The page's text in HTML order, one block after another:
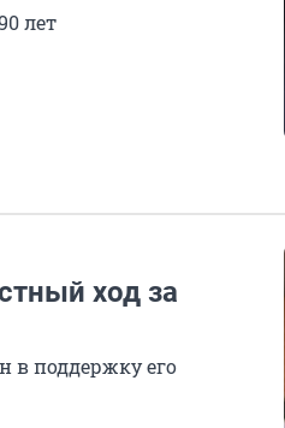
лет
ход за
в поддержку его